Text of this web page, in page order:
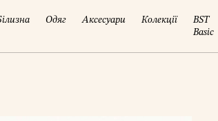
Одяг Аксесуари Колекції
BST
Basic